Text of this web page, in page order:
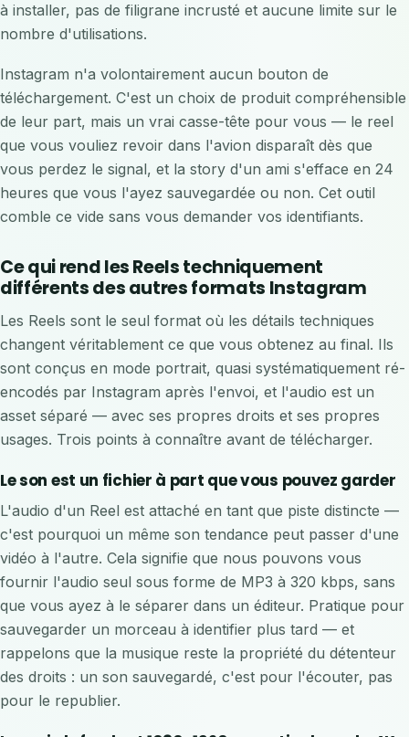
à installer, pas de filigrane incrusté et aucune limite sur le
nombre d'utilisations.
Instagram n'a volontairement aucun bouton de
téléchargement. C'est un choix de produit compréhensible
de leur part, mais un vrai casse-tête pour vous — le reel
que vous vouliez revoir dans l'avion disparaît dès que
vous perdez le signal, et la story d'un ami s'efface en 24
heures que vous l'ayez sauvegardée ou non. Cet outil
comble ce vide sans vous demander vos identifiants.
Ce qui rend les Reels techniquement
différents des autres formats Instagram
Les Reels sont le seul format où les détails techniques
changent véritablement ce que vous obtenez au final. Ils
sont conçus en mode portrait, quasi systématiquement ré-
encodés par Instagram après l'envoi, et l'audio est un
asset séparé — avec ses propres droits et ses propres
usages. Trois points à connaître avant de télécharger.
Le son est un fichier à part que vous pouvez garder
L'audio d'un Reel est attaché en tant que piste distincte —
c'est pourquoi un même son tendance peut passer d'une
vidéo à l'autre. Cela signifie que nous pouvons vous
fournir l'audio seul sous forme de MP3 à 320 kbps, sans
que vous ayez à le séparer dans un éditeur. Pratique pour
sauvegarder un morceau à identifier plus tard — et
rappelons que la musique reste la propriété du détenteur
des droits : un son sauvegardé, c'est pour l'écouter, pas
pour le republier.